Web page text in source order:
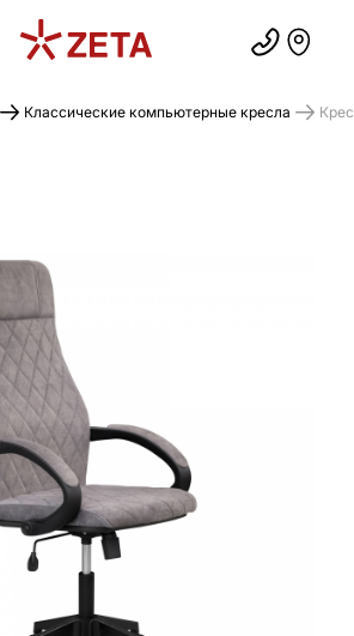
Классические компьютерные кресла